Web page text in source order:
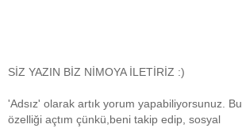
SİZ YAZIN BİZ NİMOYA İLETİRİZ :)
'Adsız' olarak artık yorum yapabiliyorsunuz. Bu
özelliği açtım çünkü,beni takip edip, sosyal